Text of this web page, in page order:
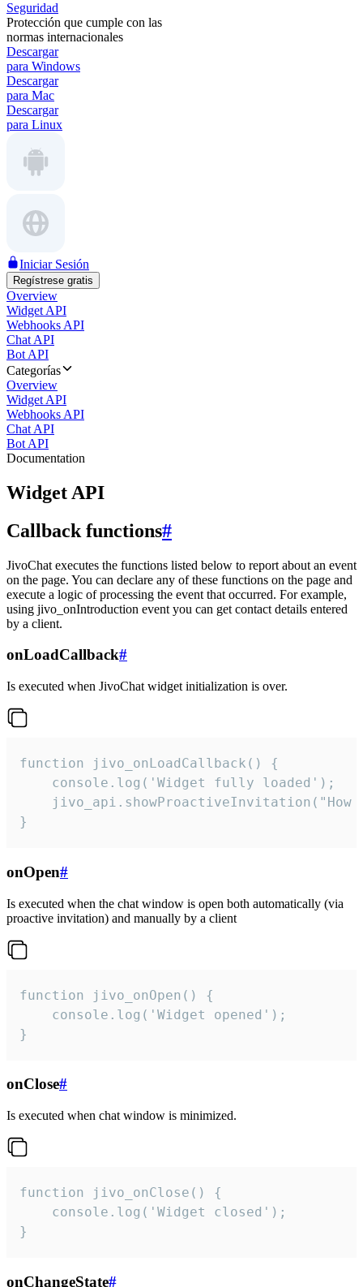
Seguridad
Protección que cumple con las
normas internacionales
Descargar
para Windows
Descargar
para Mac
Descargar
para Linux
Iniciar Sesión
Regístrese gratis
Overview
Widget API
Webhooks API
Chat API
Bot API
Categorías
Overview
Widget API
Webhooks API
Chat API
Bot API
Documentation
Widget API
Callback functions#
JivoChat executes the functions listed below to report about an event
on the page. You can declare any of these functions on the page and
execute a logic of processing the event that occurred. For example,
using jivo_onIntroduction event you can get contact details entered
by a client.
onLoadCallback#
Is executed when JivoChat widget initialization is over.
function jivo_onLoadCallback() {
    console.log('Widget fully loaded');
jivo_api.showProactiveInvitation("How
}
onOpen#
Is executed when the chat window is open both automatically (via
proactive invitation) and manually by a client
function jivo_onOpen() {
    console.log('Widget opened');
}
onClose#
Is executed when chat window is minimized.
function jivo_onClose() {
    console.log('Widget closed');
}
onChangeState#